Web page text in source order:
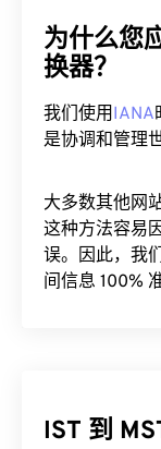
为什么您
换器？
我们使用IANA
是协调和管理
大多数其他网
这种方法容易
误。因此，我
间信息 100%
IST 到